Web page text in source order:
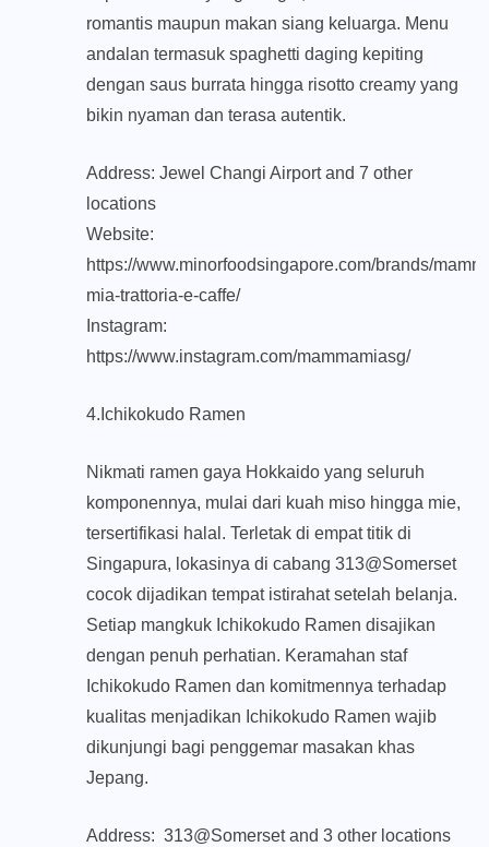
romantis maupun makan siang keluarga. Menu
andalan termasuk spaghetti daging kepiting
dengan saus burrata hingga risotto creamy yang
bikin nyaman dan terasa autentik.
Address: Jewel Changi Airport and 7 other
locations
Website:
https://www.minorfoodsingapore.com/brands/
mia-trattoria-e-caffe/
Instagram:
https://www.instagram.com/mammamiasg/
4.Ichikokudo Ramen
Nikmati ramen gaya Hokkaido yang seluruh
komponennya, mulai dari kuah miso hingga mie,
tersertifikasi halal. Terletak di empat titik di
Singapura, lokasinya di cabang 313@Somerset
cocok dijadikan tempat istirahat setelah belanja.
Setiap mangkuk Ichikokudo Ramen disajikan
dengan penuh perhatian. Keramahan staf
Ichikokudo Ramen dan komitmennya terhadap
kualitas menjadikan Ichikokudo Ramen wajib
dikunjungi bagi penggemar masakan khas
Jepang.
Address: 313@Somerset and 3 other locations